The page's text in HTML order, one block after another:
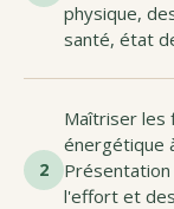
physique,
santé, état
2
Maîtriser les
énergétique
l'effort et